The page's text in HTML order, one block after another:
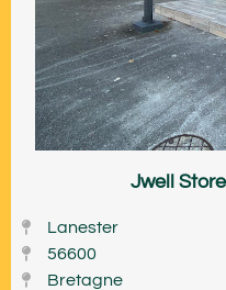
Jwell
Lanester
56600
Bretagne